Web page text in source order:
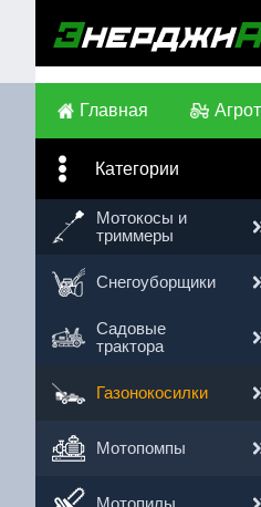
Главная
Категории
Мотокосы и
триммеры
Снегоуборщики
Садовые
трактора
Газонокосилки
Мотопомпы
Мотопилы